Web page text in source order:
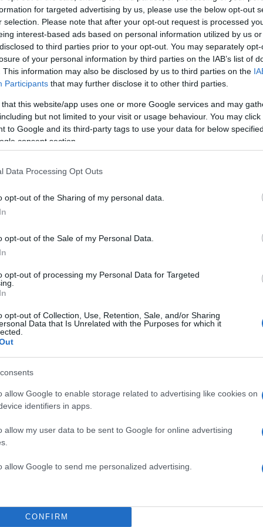
for targeted advertising by us, please use the below opt-out
selection. Please note that after your opt-out request is processed
interest-based ads based on personal information utilized by us
to third parties prior to your opt-out. You may separately
of your personal information by third parties on the IAB’s list of
This information may also be disclosed by us to third parties on the
Participants that may further disclose it to other third parties.
that this website/app uses one or more Google services and may
but not limited to your visit or usage behaviour. You may
to Google and its third-party tags to use your data for below
consent section.
Data Processing Opt Outs
opt-out of the Sharing of my personal data.
opt-out of the Sale of my Personal Data.
opt-out of processing my Personal Data for Targeted
opt-out of Collection, Use, Retention, Sale, and/or Sharing
Data that Is Unrelated with the Purposes for which it
allow Google to enable storage related to advertising like cookies on
identifiers in apps.
allow my user data to be sent to Google for online advertising
allow Google to send me personalized advertising.
CONFIRM
ώρες 16.00 έως 23.00, στην οδό Ελ. Βενιζέλου
της μεταξύ της Λεωφ. Ποσειδώνος (Παλαιά
ρεύμα κυκλοφορίας προς Αθήνα.
έκκληση στους οδηγούς για την καλύτερη
κυκλοφοριακών προβλημάτων να
τους στις ανωτέρω οδούς κατά το
να ακολουθούν τα σήματα και τις υποδείξεις των